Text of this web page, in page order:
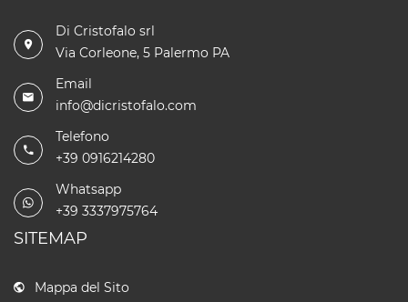
Di Cristofalo srl
Via Corleone, 5 Palermo PA
Email
info@dicristofalo.com
Telefono
+39 0916214280
Whatsapp
+39 3337975764
SITEMAP
Mappa del Sito